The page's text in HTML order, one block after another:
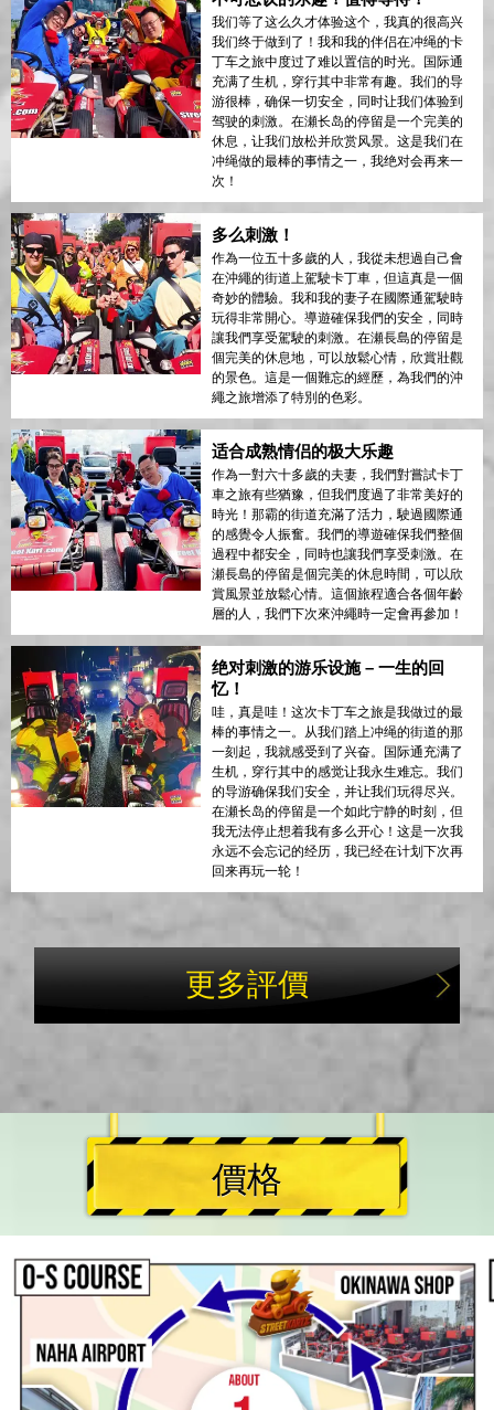
我们等了这么久才体验这个，我真的很高兴
我们终于做到了！我和我的伴侣在冲绳的卡
丁车之旅中度过了难以置信的时光。国际通
充满了生机，穿行其中非常有趣。我们的导
游很棒，确保一切安全，同时让我们体验到
驾驶的刺激。在瀬长岛的停留是一个完美的
休息，让我们放松并欣赏风景。这是我们在
冲绳做的最棒的事情之一，我绝对会再来一
次！
多么刺激！
作為一位五十多歲的人，我從未想過自己會
在沖繩的街道上駕駛卡丁車，但這真是一個
奇妙的體驗。我和我的妻子在國際通駕駛時
玩得非常開心。導遊確保我們的安全，同時
讓我們享受駕駛的刺激。在瀬長島的停留是
個完美的休息地，可以放鬆心情，欣賞壯觀
的景色。這是一個難忘的經歷，為我們的沖
繩之旅增添了特別的色彩。
适合成熟情侣的极大乐趣
作為一對六十多歲的夫妻，我們對嘗試卡丁
車之旅有些猶豫，但我們度過了非常美好的
時光！那霸的街道充滿了活力，駛過國際通
的感覺令人振奮。我們的導遊確保我們整個
過程中都安全，同時也讓我們享受刺激。在
瀬長島的停留是個完美的休息時間，可以欣
賞風景並放鬆心情。這個旅程適合各個年齡
層的人，我們下次來沖繩時一定會再參加！
绝对刺激的游乐设施 – 一生的回
忆！
哇，真是哇！这次卡丁车之旅是我做过的最
棒的事情之一。从我们踏上冲绳的街道的那
一刻起，我就感受到了兴奋。国际通充满了
生机，穿行其中的感觉让我永生难忘。我们
的导游确保我们安全，并让我们玩得尽兴。
在瀬长岛的停留是一个如此宁静的时刻，但
我无法停止想着我有多么开心！这是一次我
永远不会忘记的经历，我已经在计划下次再
回来再玩一轮！
更多評價
價格